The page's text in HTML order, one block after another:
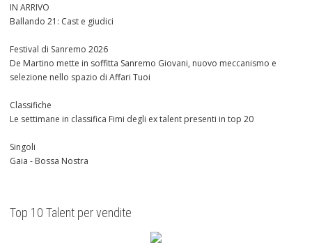
IN ARRIVO
Ballando 21: Cast e giudici
Festival di Sanremo 2026
De Martino mette in soffitta Sanremo Giovani, nuovo meccanismo e
selezione nello spazio di Affari Tuoi
Classifiche
Le settimane in classifica Fimi degli ex talent presenti in top 20
Singoli
Gaia - Bossa Nostra
Top 10 Talent per vendite